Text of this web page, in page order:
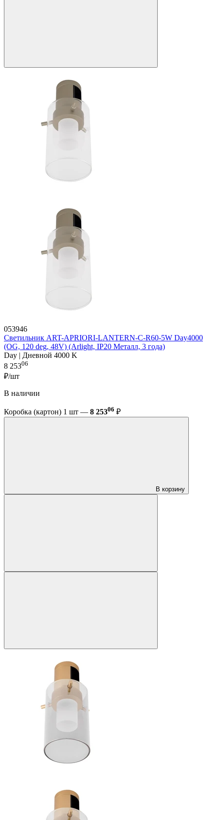
053946
Светильник ART-APRIORI-LANTERN-C-R60-5W Day4000
(OG, 120 deg, 48V) (Arlight, IP20 Металл, 3 года)
Day | Дневной 4000 K
8 25306
₽/шт
В наличии
Коробка (картон) 1 шт — 8 25306 ₽
В корзину